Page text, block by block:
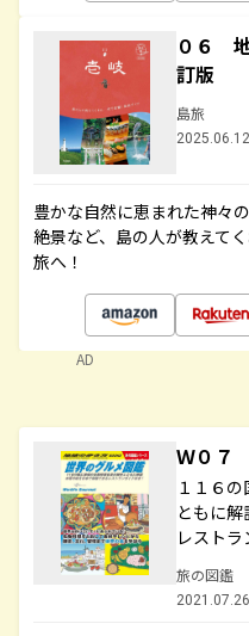
０６
訂版
島旅
豊かな自然に恵まれた神々
絶景など、島の人が教えて
旅へ！
AD
Ｗ０７
１１６
ともに
レストラ
旅の図鑑